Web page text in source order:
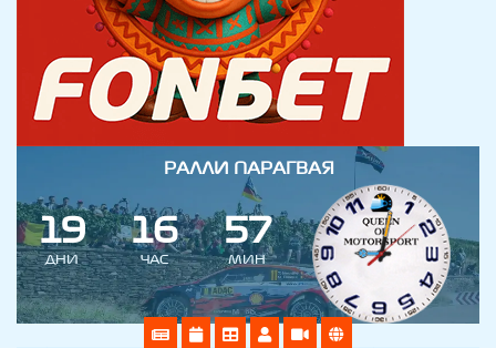
РАЛЛИ ПАРАГВАЯ
19
ДНИ
16
ЧАС
57
МИН